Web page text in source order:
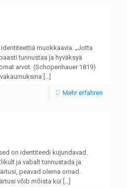
muokkaavia. „Jotta
tunnustaa ja hyväksyä
arvot. (Schopenhauer 1819)
[…]
Mehr erfahren
on identiteedi kujundavad.
ja vabalt tunnustada ja
peavad olema omad.
võib mõista kui […]